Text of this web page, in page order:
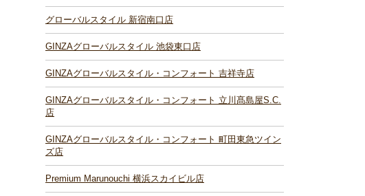
グローバルスタイル 新宿南口店
GINZAグローバルスタイル 池袋東口店
GINZAグローバルスタイル・コンフォート 吉祥寺店
GINZAグローバルスタイル・コンフォート 立川髙島屋S.C.
店
GINZAグローバルスタイル・コンフォート 町田東急ツイン
ズ店
Premium Marunouchi 横浜スカイビル店